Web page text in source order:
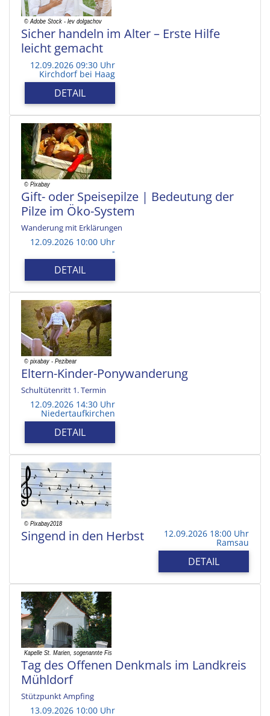
Sicher handeln im Alter – Erste Hilfe
leicht gemacht
12.09.2026 09:30 Uhr
Kirchdorf bei Haag
DETAIL
Gift- oder Speisepilze | Bedeutung der
Pilze im Öko-System
Wanderung mit Erklärungen
12.09.2026 10:00 Uhr
-
DETAIL
Eltern-Kinder-Ponywanderung
Schultütenritt 1. Termin
12.09.2026 14:30 Uhr
Niedertaufkirchen
DETAIL
Singend in den Herbst 12.09.2026 18:00 Uhr
Ramsau
DETAIL
Tag des Offenen Denkmals im Landkreis
Mühldorf
Stützpunkt Ampfing
13.09.2026 10:00 Uhr